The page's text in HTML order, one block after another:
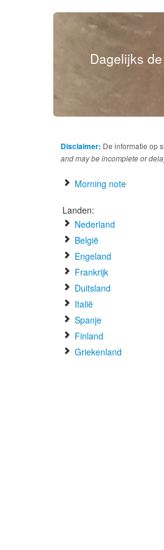
Dagelijks
Disclaimer: De informatie op
and may be incomplete or
Morning note
Landen:
Nederland
België
Engeland
Frankrijk
Duitsland
Italië
Spanje
Finland
Griekenland